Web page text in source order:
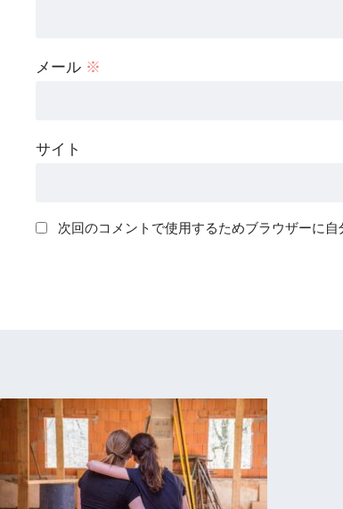
メール ※
サイト
次回のコメントで使用するためブラウザーに